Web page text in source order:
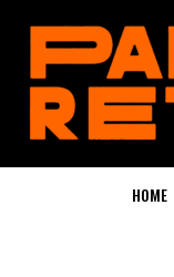
HOME